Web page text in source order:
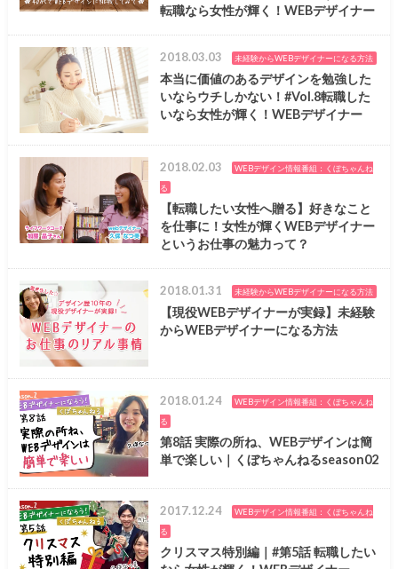
転職なら女性が輝く！WEBデザイナー
2018.03.03 未経験からWEBデザイナーになる方法
本当に価値のあるデザインを勉強した
いならウチしかない！#Vol.8転職した
いなら女性が輝く！WEBデザイナー
2018.02.03
WEBデザイン情報番組：くぼちゃんね
る
【転職したい女性へ贈る】好きなこと
を仕事に！女性が輝くWEBデザイナー
というお仕事の魅力って？
2018.01.31 未経験からWEBデザイナーになる方法
【現役WEBデザイナーが実録】未経験
からWEBデザイナーになる方法
2018.01.24
WEBデザイン情報番組：くぼちゃんね
る
第8話 実際の所ね、WEBデザインは簡
単で楽しい｜くぼちゃんねるseason02
2017.12.24
WEBデザイン情報番組：くぼちゃんね
る
クリスマス特別編｜#第5話 転職したい